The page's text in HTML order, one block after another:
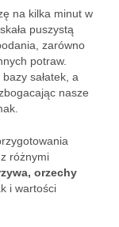
na kilka minut w
puszystą
zarówno
potraw.
sałatek, a
nasze
różnymi
orzechy
i wartości